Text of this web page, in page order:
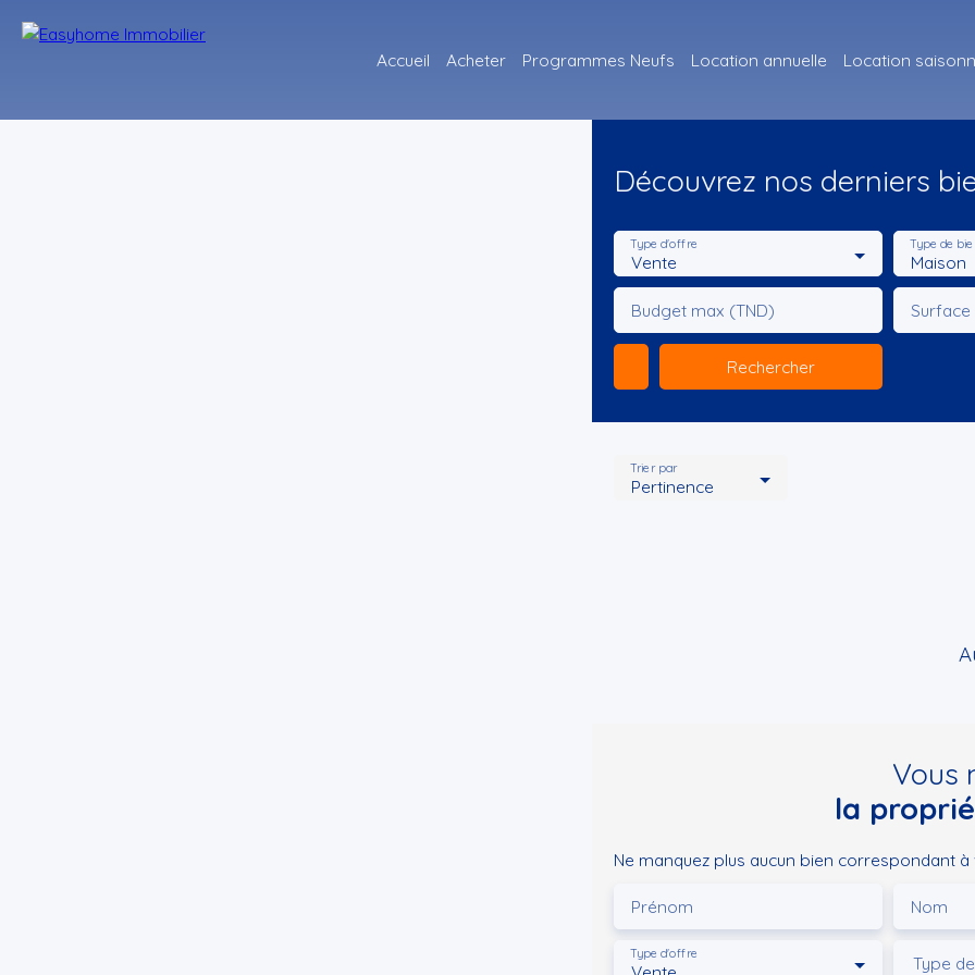
Accueil Acheter Programmes Neufs Location annuelle Location
Découvrez nos derniers
Vente
Type d'offre
Maison
Type de
Budget max (TND) Surface
Rechercher
Pertinence
Trier par
Vous
la
Ne manquez plus aucun bien correspondant
Prénom Nom
Type d'offre Type